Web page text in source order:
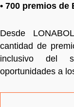
• 700 premios de
Desde
cantidad de
inclusivo del
oportunidades a